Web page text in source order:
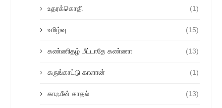
உதரக்கொதி (1)
உமிழ்வு (15)
கண்ணிதழ் மீட்டாதே கண்ணா (13)
கருங்காட்டு காளான் (1)
காஃபீன் காதல் (13)